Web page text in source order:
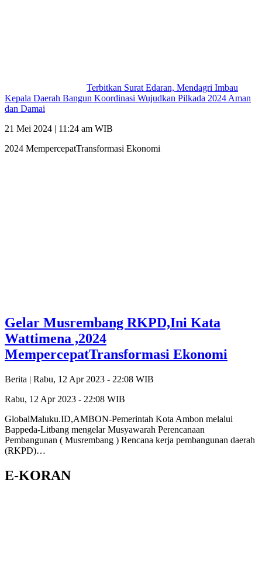
Terbitkan Surat Edaran, Mendagri Imbau
Kepala Daerah Bangun Koordinasi Wujudkan Pilkada 2024 Aman
dan Damai
21 Mei 2024 | 11:24 am WIB
2024 MempercepatTransformasi Ekonomi
Gelar Musrembang RKPD,Ini Kata
Wattimena ,2024
MempercepatTransformasi Ekonomi
Berita | Rabu, 12 Apr 2023 - 22:08 WIB
Rabu, 12 Apr 2023 - 22:08 WIB
GlobalMaluku.ID,AMBON-Pemerintah Kota Ambon melalui
Bappeda-Litbang mengelar Musyawarah Perencanaan
Pembangunan ( Musrembang ) Rencana kerja pembangunan daerah
(RKPD)…
E-KORAN